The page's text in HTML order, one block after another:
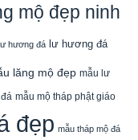
mộ đẹp ninh
hương đá lư hương đá
lăng mộ đẹp mẫu lư
mẫu mộ tháp phật giáo
đẹp mẫu tháp mộ đá